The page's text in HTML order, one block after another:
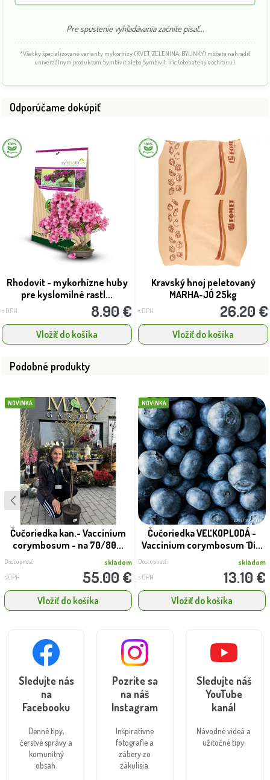
Pre spustenie vyhľadávania začnite písať...
*Všetky špecializované varianty mykorhízy (KVET, ZELENINA, BYLINKY) môžete nahradiť
univerzálnym produktom Symbivit alebo Symbivit Tric (obohatený o ochranu).
Odporúčame dokúpiť
Rhodovit - mykorhízne huby
pre kyslomilné rastl...
s DPH 8.90 €
Vložiť do košíka
Kravský hnoj peletovaný
MARHA-JÓ 25kg
s DPH 26.20 €
Vložiť do košíka
Podobné produkty
NOVINKA
Čučoriedka kan.- Vaccinium
corymbosum - na 70/80...
Dostupnosť: skladom
s DPH 55.00 €
Vložiť do košíka
NOVINKA
Čučoriedka VEĽKOPLODÁ -
Vaccinium corymbosum ´Di...
Dostupnosť: skladom
s DPH 13.10 €
Vložiť do košíka
Sledujte nás
na
Facebooku
Denné tipy,
čerstvé správy a
komunitný
obsah.
Pozrite sa
na náš
Instagram
Inšpiratívne
fotografie a
zábery zo
zákulisia.
Sledujte náš
YouTube
kanál
Návodné videá a
užitočné tipy.